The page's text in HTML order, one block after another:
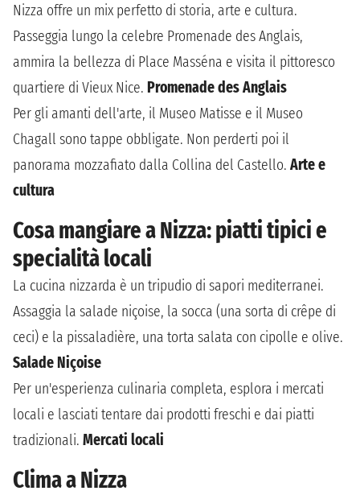
Nizza offre un mix perfetto di storia, arte e cultura.
Passeggia lungo la celebre Promenade des Anglais,
ammira la bellezza di Place Masséna e visita il pittoresco
quartiere di Vieux Nice. Promenade des Anglais
Per gli amanti dell'arte, il Museo Matisse e il Museo
Chagall sono tappe obbligate. Non perderti poi il
panorama mozzafiato dalla Collina del Castello. Arte e
cultura
Cosa mangiare a Nizza: piatti tipici e
specialità locali
La cucina nizzarda è un tripudio di sapori mediterranei.
Assaggia la salade niçoise, la socca (una sorta di crêpe di
ceci) e la pissaladière, una torta salata con cipolle e olive.
Salade Niçoise
Per un'esperienza culinaria completa, esplora i mercati
locali e lasciati tentare dai prodotti freschi e dai piatti
tradizionali. Mercati locali
Clima a Nizza